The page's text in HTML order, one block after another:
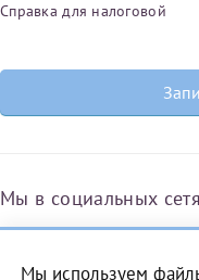
Справка для налоговой
Мы в социальных
Мы используем